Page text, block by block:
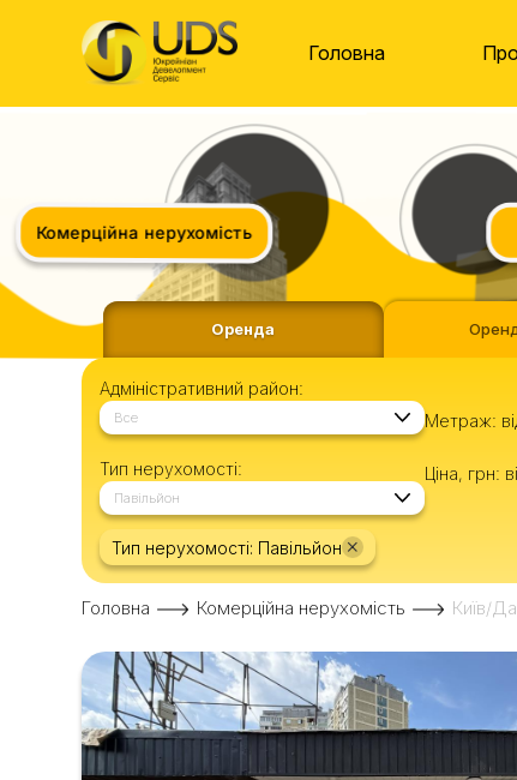
Головна
Комерційна нерухомість
Оренда
Адміністративний район:
Все Метраж:
Тип нерухомості:
Павільйон
Ціна, грн:
Тип нерухомості: Павільйон ×
Головна Комерційна нерухомість Київ/